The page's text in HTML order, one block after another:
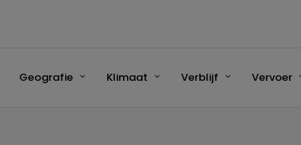
Geografie Klimaat Verblijf Vervoer